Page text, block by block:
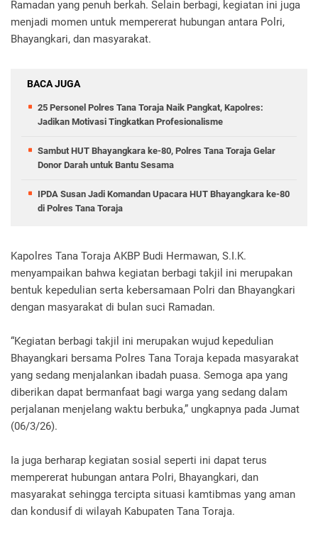
Ramadan yang penuh berkah. Selain berbagi, kegiatan ini juga
menjadi momen untuk mempererat hubungan antara Polri,
Bhayangkari, dan masyarakat.
BACA JUGA
25 Personel Polres Tana Toraja Naik Pangkat, Kapolres:
Jadikan Motivasi Tingkatkan Profesionalisme
Sambut HUT Bhayangkara ke-80, Polres Tana Toraja Gelar
Donor Darah untuk Bantu Sesama
IPDA Susan Jadi Komandan Upacara HUT Bhayangkara ke-80
di Polres Tana Toraja
Kapolres Tana Toraja AKBP Budi Hermawan, S.I.K.
menyampaikan bahwa kegiatan berbagi takjil ini merupakan
bentuk kepedulian serta kebersamaan Polri dan Bhayangkari
dengan masyarakat di bulan suci Ramadan.
“Kegiatan berbagi takjil ini merupakan wujud kepedulian
Bhayangkari bersama Polres Tana Toraja kepada masyarakat
yang sedang menjalankan ibadah puasa. Semoga apa yang
diberikan dapat bermanfaat bagi warga yang sedang dalam
perjalanan menjelang waktu berbuka,” ungkapnya pada Jumat
(06/3/26).
Ia juga berharap kegiatan sosial seperti ini dapat terus
mempererat hubungan antara Polri, Bhayangkari, dan
masyarakat sehingga tercipta situasi kamtibmas yang aman
dan kondusif di wilayah Kabupaten Tana Toraja.